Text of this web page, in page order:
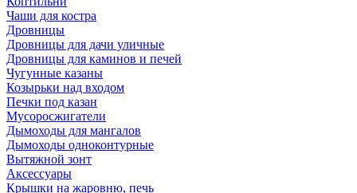
Чаши для костра
Дровницы
Дровницы для дачи уличные
Дровницы для каминов и печей
Чугунные казаны
Козырьки над входом
Печки под казан
Мусоросжигатели
Дымоходы для мангалов
Дымоходы одноконтурные
Вытяжной зонт
Аксессуары
Крышки на жаровню, печь